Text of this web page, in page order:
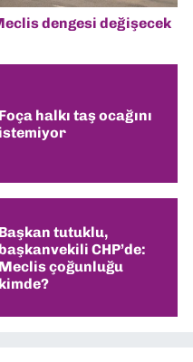
dengesi değişecek
Foça halkı taş ocağını
istemiyor
Başkan tutuklu,
başkanvekili CHP’de:
Meclis çoğunluğu
kimde?